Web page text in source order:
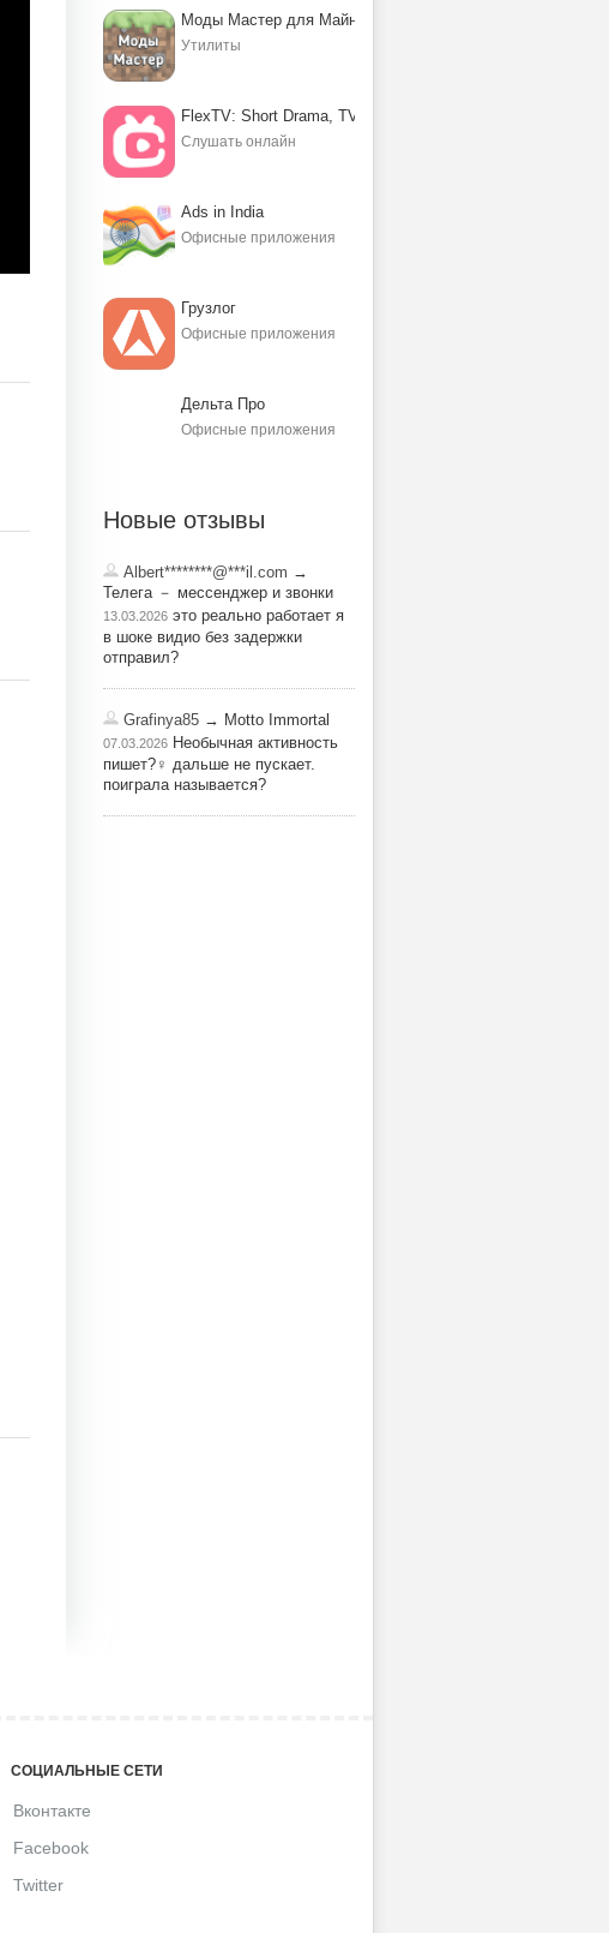
Моды Мастер для Майнкрафт ПЕ
Утилиты
FlexTV: Short Drama, TV, Reels
Слушать онлайн
Ads in India
Офисные приложения
Грузлог
Офисные приложения
Дельта Про
Офисные приложения
Новые отзывы
Albert********@***il.com →
Телега － мессенджер и звонки
13.03.2026 это реально работает я
в шоке видио без задержки
отправил?
Grafinya85 → Motto Immortal
07.03.2026 Необычная активность
пишет?‍♀️ дальше не пускает.
поиграла называется?
СОЦИАЛЬНЫЕ СЕТИ
Вконтакте
Facebook
Twitter